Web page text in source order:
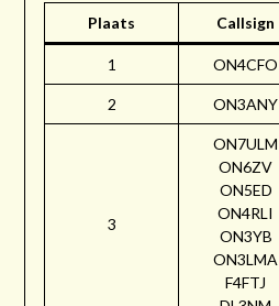
Plaats Callsign
1 ON4CFO
2 ON3ANY
3
ON7ULM
ON6ZV
ON5ED
ON4RLI
ON3YB
ON3LMA
F4FTJ